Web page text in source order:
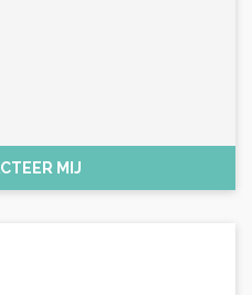
MIJ